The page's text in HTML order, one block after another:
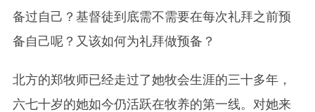
备过自己？基督徒到底需不需要在每次礼拜之前预
备自己呢？又该如何为礼拜做预备？
北方的郑牧师已经走过了她牧会生涯的三十多年，
六七十岁的她如今仍活跃在牧养的第一线。对她来